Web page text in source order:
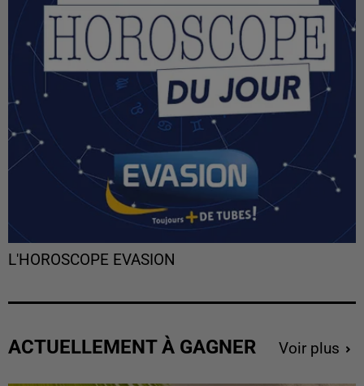
L'HOROSCOPE EVASION
ACTUELLEMENT À GAGNER Voir plus